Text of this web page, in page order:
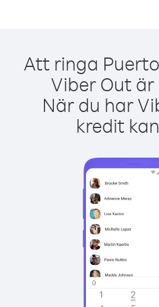
Att ringa
Viber Out är
När du har
kredit